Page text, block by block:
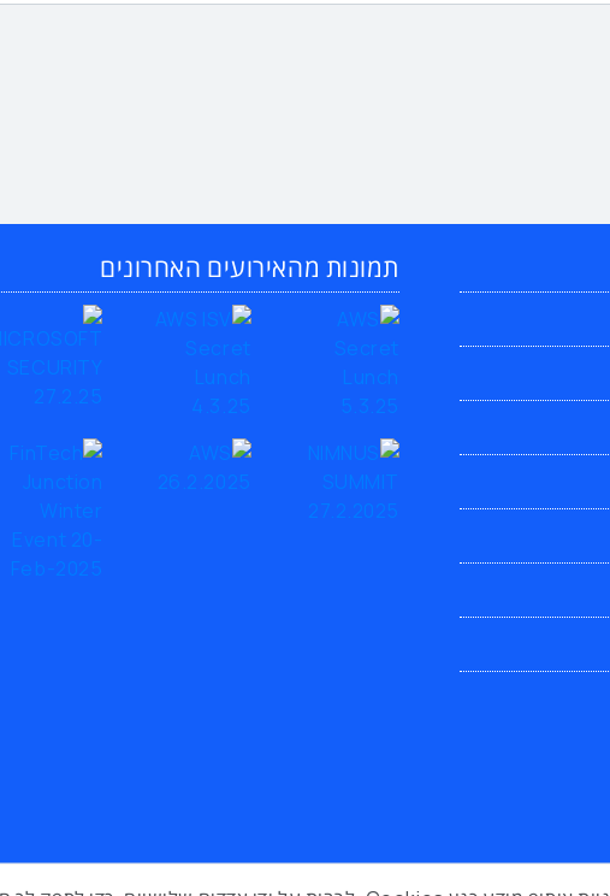
תמונות מהאירועים האחרונים